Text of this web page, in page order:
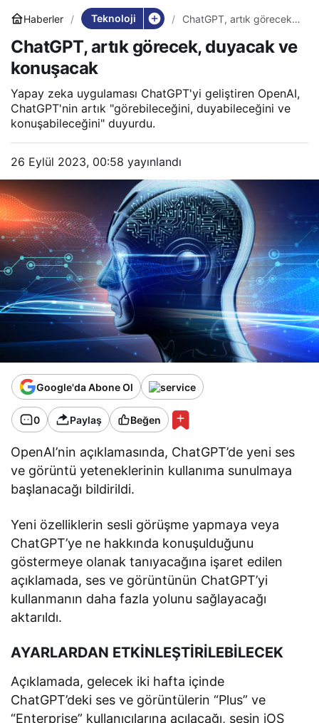
Haberler Teknoloji
ChatGPT, artık görecek,
ChatGPT, artık görecek, duyacak ve
konuşacak
Yapay zeka uygulaması ChatGPT'yi geliştiren OpenAI,
ChatGPT'nin artık "görebileceğini, duyabileceğini ve
konuşabileceğini" duyurdu.
26 Eylül 2023, 00:58 yayınlandı
Google'da Abone Ol
0 Paylaş Beğen
OpenAI’nin açıklamasında, ChatGPT’de yeni ses
ve görüntü yeteneklerinin kullanıma sunulmaya
başlanacağı bildirildi.
Yeni özelliklerin sesli görüşme yapmaya veya
ChatGPT’ye ne hakkında konuşulduğunu
göstermeye olanak tanıyacağına işaret edilen
açıklamada, ses ve görüntünün ChatGPT’yi
kullanmanın daha fazla yolunu sağlayacağı
aktarıldı.
AYARLARDAN ETKİNLEŞTİRİLEBİLECEK
Açıklamada, gelecek iki hafta içinde
ChatGPT’deki ses ve görüntülerin “Plus” ve
“Enterprise” kullanıcılarına açılacağı, sesin iOS